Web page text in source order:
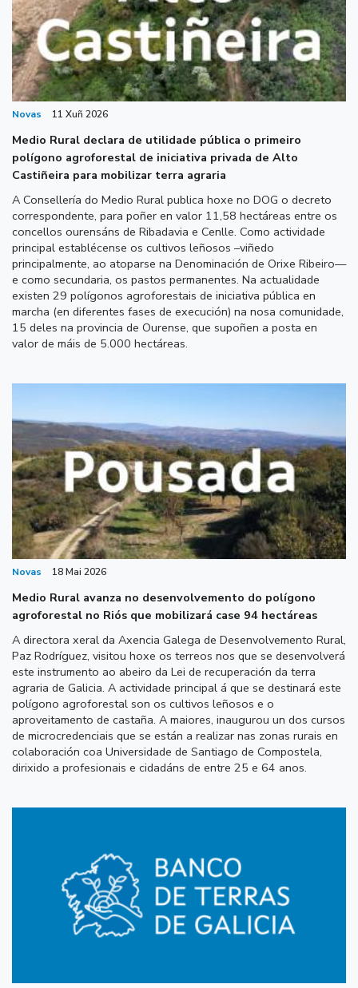
Novas 11 Xuñ 2026
Medio Rural declara de utilidade pública o primeiro
polígono agroforestal de iniciativa privada de Alto
Castiñeira para mobilizar terra agraria
A Consellería do Medio Rural publica hoxe no DOG o decreto
correspondente, para poñer en valor 11,58 hectáreas entre os
concellos ourensáns de Ribadavia e Cenlle. Como actividade
principal establécense os cultivos leñosos –viñedo
principalmente, ao atoparse na Denominación de Orixe Ribeiro—
e como secundaria, os pastos permanentes. Na actualidade
existen 29 polígonos agroforestais de iniciativa pública en
marcha (en diferentes fases de execución) na nosa comunidade,
15 deles na provincia de Ourense, que supoñen a posta en
valor de máis de 5.000 hectáreas.
Novas 18 Mai 2026
Medio Rural avanza no desenvolvemento do polígono
agroforestal no Riós que mobilizará case 94 hectáreas
A directora xeral da Axencia Galega de Desenvolvemento Rural,
Paz Rodríguez, visitou hoxe os terreos nos que se desenvolverá
este instrumento ao abeiro da Lei de recuperación da terra
agraria de Galicia. A actividade principal á que se destinará este
polígono agroforestal son os cultivos leñosos e o
aproveitamento de castaña. A maiores, inaugurou un dos cursos
de microcredenciais que se están a realizar nas zonas rurais en
colaboración coa Universidade de Santiago de Compostela,
dirixido a profesionais e cidadáns de entre 25 e 64 anos.